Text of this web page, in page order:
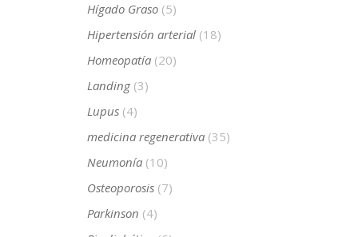
Hígado Graso(5)
Hipertensión arterial(18)
Homeopatía(20)
Landing(3)
Lupus(4)
medicina regenerativa(35)
Neumonía(10)
Osteoporosis(7)
Parkinson (4)